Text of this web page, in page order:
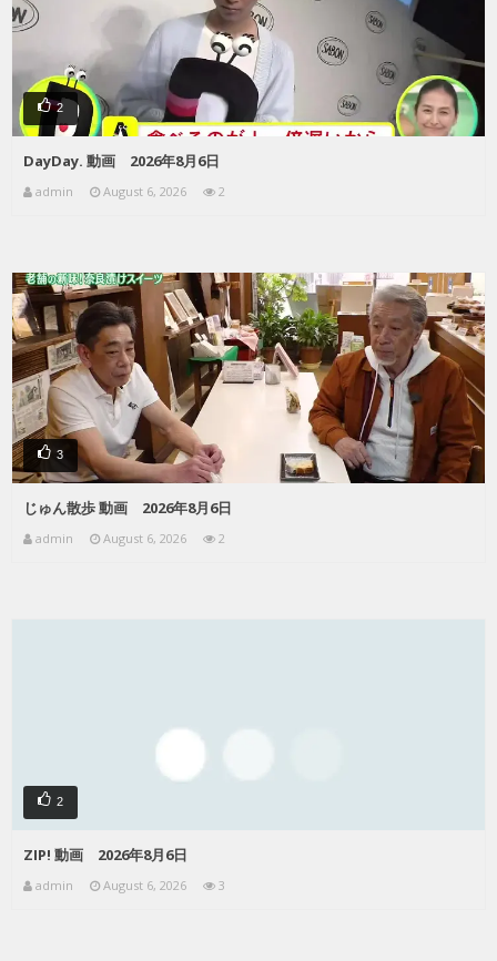
2
DayDay. 動画 2026年8月6日
admin August 6, 2026 2
3
じゅん散歩 動画 2026年8月6日
admin August 6, 2026 2
2
ZIP! 動画 2026年8月6日
admin August 6, 2026 3